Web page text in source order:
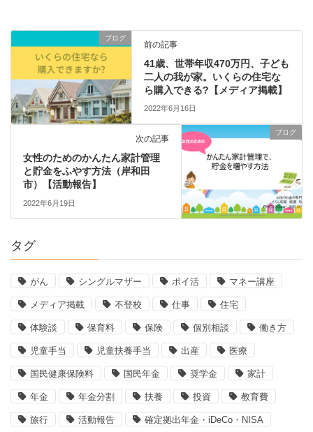
ブログ
前の記事
41歳、世帯年収470万円、子ども
二人の我が家。いくらの住宅な
ら購入できる?【メディア掲載】
2022年6月16日
ブログ
次の記事
女性のためのかんたん家計管理
と貯金をふやす方法（岸和田
市）【活動報告】
2022年6月19日
タグ
がん シングルマザー ポイ活 マネー講座
メディア掲載 不登校 仕事 住宅
体験談 保育料 保険 個別相談 働き方
児童手当 児童扶養手当 出産 医療
国民健康保険料 国民年金 奨学金 家計
年金 年金分割 扶養 投資 教育費
旅行 活動報告 確定拠出年金・iDeCo・NISA